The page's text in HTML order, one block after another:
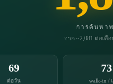
การค้นหา
จาก ~2,081 ต่อเดื
69
ต่อวัน
73
walk-in /